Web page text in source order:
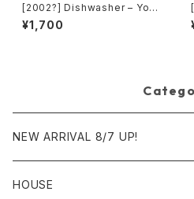
[2002?] Dishwasher – You
Will Always Find Me In The
Kitchen At Parties [Ka2 Mu
¥1,700
NEW ARRIVAL 8/7 UP!
HOUSE